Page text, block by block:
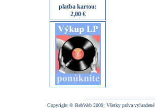
platba kartou:
2,00 €
Copyright © RebWeb 2009; Všetky práva vyhradené